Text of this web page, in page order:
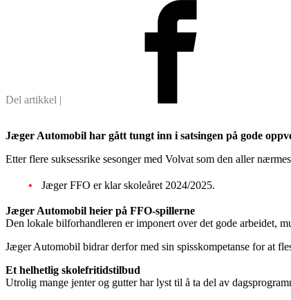
Jæger Automobil har gått tungt inn i satsingen på gode
Etter flere suksessrike sesonger med Volvat som den aller
Jæger FFO er klar skoleåret 2024/2025.
Jæger Automobil heier på FFO-spillerne
Den lokale bilforhandleren er imponert over det gode arbeidet,
Jæger Automobil bidrar derfor med sin spisskompetanse for at
Et helhetlig skolefritidstilbud
Utrolig mange jenter og gutter har lyst til å ta del av